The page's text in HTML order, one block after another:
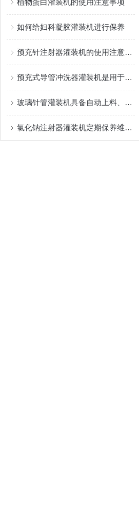
植物蛋白灌装机的使用注意事项
如何给妇科凝胶灌装机进行保养
预充针注射器灌装机的使用注意事项
预充式导管冲洗器灌装机是用于灌装生物医药制品的设备
玻璃针管灌装机具备自动上料、灌装、封口功能
氯化钠注射器灌装机定期保养维护很有必要